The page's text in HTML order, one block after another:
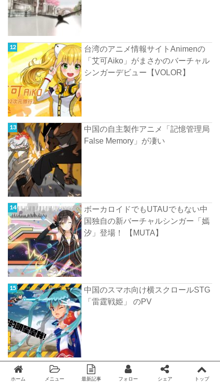
台湾のアニメ情報サイトAnimenの
「艾可Aiko」がまさかのバーチャル
シンガーデビュー【VOLOR】
中国の自主製作アニメ「記憶管理局
False Memory」が凄い
ボーカロイドでもUTAUでもない中
国独自の新バーチャルシンガー「嫣
汐」登場！ 【MUTA】
中国のスマホ向け横スクロールSTG
「雷霆戦姫」 のPV
ホーム メニュー 最新記事 フォロー シェア トップ
Twitter facebook